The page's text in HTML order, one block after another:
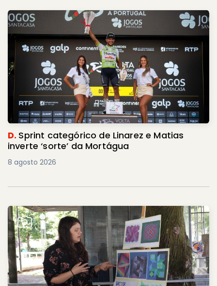
D. Sprint categórico de Linarez e Matias
inverte ‘sorte’ da Mortágua
8 agosto 2026